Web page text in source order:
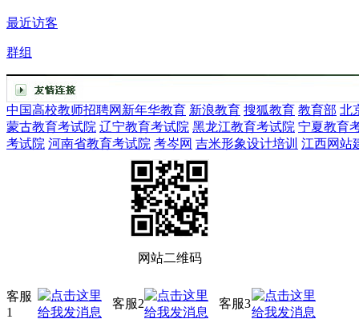
最近访客
群组
中国高校教师招聘网 新年华教育 新浪教育 搜狐教育 教育部 北
蒙古教育考试院 辽宁教育考试院 黑龙江教育考试院 宁夏教育
考试院 河南省教育考试院 考岑网 吉米形象设计培训 江西网站
网站二维码
客服
1
客服2 客服3